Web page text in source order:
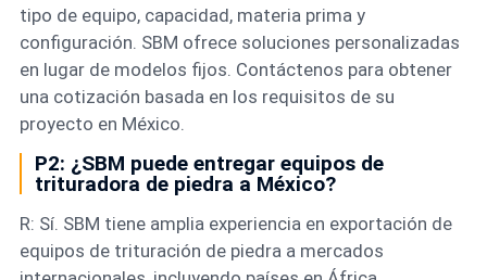
tipo de equipo, capacidad, materia prima y
configuración. SBM ofrece soluciones personalizadas
en lugar de modelos fijos. Contáctenos para obtener
una cotización basada en los requisitos de su
proyecto en México.
P2: ¿SBM puede entregar equipos de
trituradora de piedra a México?
R: Sí. SBM tiene amplia experiencia en exportación de
equipos de trituración de piedra a mercados